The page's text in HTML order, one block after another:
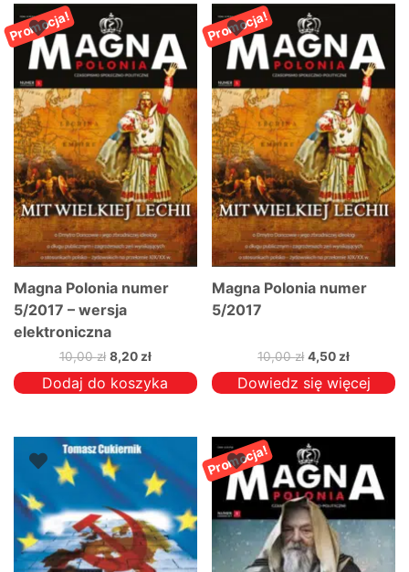
Promocja!
Magna Polonia numer
5/2017 – wersja
elektroniczna
10,00zł Pierwotna
cena
wynosiła:
8,20 złAktualna
cena
wynosi:
Dodaj do koszyka
Promocja!
Magna Polonia numer
5/2017
10,00zł Pierwotna
cena
wynosiła:
4,50 złAktualna
cena
wynosi:
Dowiedz się więcej
Promocja!